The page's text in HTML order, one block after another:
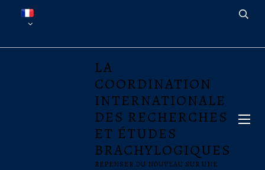
LA
COORDINATION
INTERNATIONALE
DES RECHERCHES
ET ÉTUDES
BRACHYLOGIQUES
REPENSER DU NOUVEAU SUR UNE